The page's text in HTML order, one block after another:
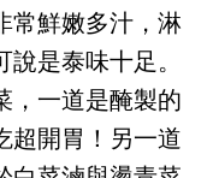
常鮮嫩多汁，淋
是泰味十足。
，一道是醃製的
超開胃！另一道